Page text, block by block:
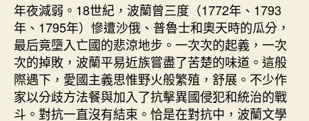
年夜減弱。18世紀，波蘭曾三度（1772年、1793
年、1795年）慘遭沙俄、普魯士和奧天時的瓜分，
最后竟墮入亡國的悲涼地步。一次次的起義，一次
次的掉敗，波蘭平易近族嘗盡了苦楚的味道。這般
際遇下，愛國主義思惟野火般繁殖，舒展。不少作
家以分歧方法餐與加入了抗擊異國侵犯和統治的戰
斗。對抗一直沒有結束。恰是在對抗中，波蘭文學